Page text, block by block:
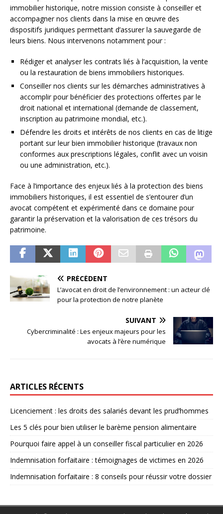
immobilier historique, notre mission consiste à conseiller et
accompagner nos clients dans la mise en œuvre des
dispositifs juridiques permettant d’assurer la sauvegarde de
leurs biens. Nous intervenons notamment pour :
Rédiger et analyser les contrats liés à l’acquisition, la vente
ou la restauration de biens immobiliers historiques.
Conseiller nos clients sur les démarches administratives à
accomplir pour bénéficier des protections offertes par le
droit national et international (demande de classement,
inscription au patrimoine mondial, etc.).
Défendre les droits et intérêts de nos clients en cas de litige
portant sur leur bien immobilier historique (travaux non
conformes aux prescriptions légales, conflit avec un voisin
ou une administration, etc.).
Face à l’importance des enjeux liés à la protection des biens
immobiliers historiques, il est essentiel de s’entourer d’un
avocat compétent et expérimenté dans ce domaine pour
garantir la préservation et la valorisation de ces trésors du
patrimoine.
PRÉCÉDENT
L’avocat en droit de l’environnement : un acteur clé
pour la protection de notre planète
SUIVANT
Cybercriminalité : Les enjeux majeurs pour les
avocats à l’ère numérique
ARTICLES RÉCENTS
Licenciement : les droits des salariés devant les prud’hommes
Les 5 clés pour bien utiliser le barème pension alimentaire
Pourquoi faire appel à un conseiller fiscal particulier en 2026
Indemnisation forfaitaire : témoignages de victimes en 2026
Indemnisation forfaitaire : 8 conseils pour réussir votre dossier